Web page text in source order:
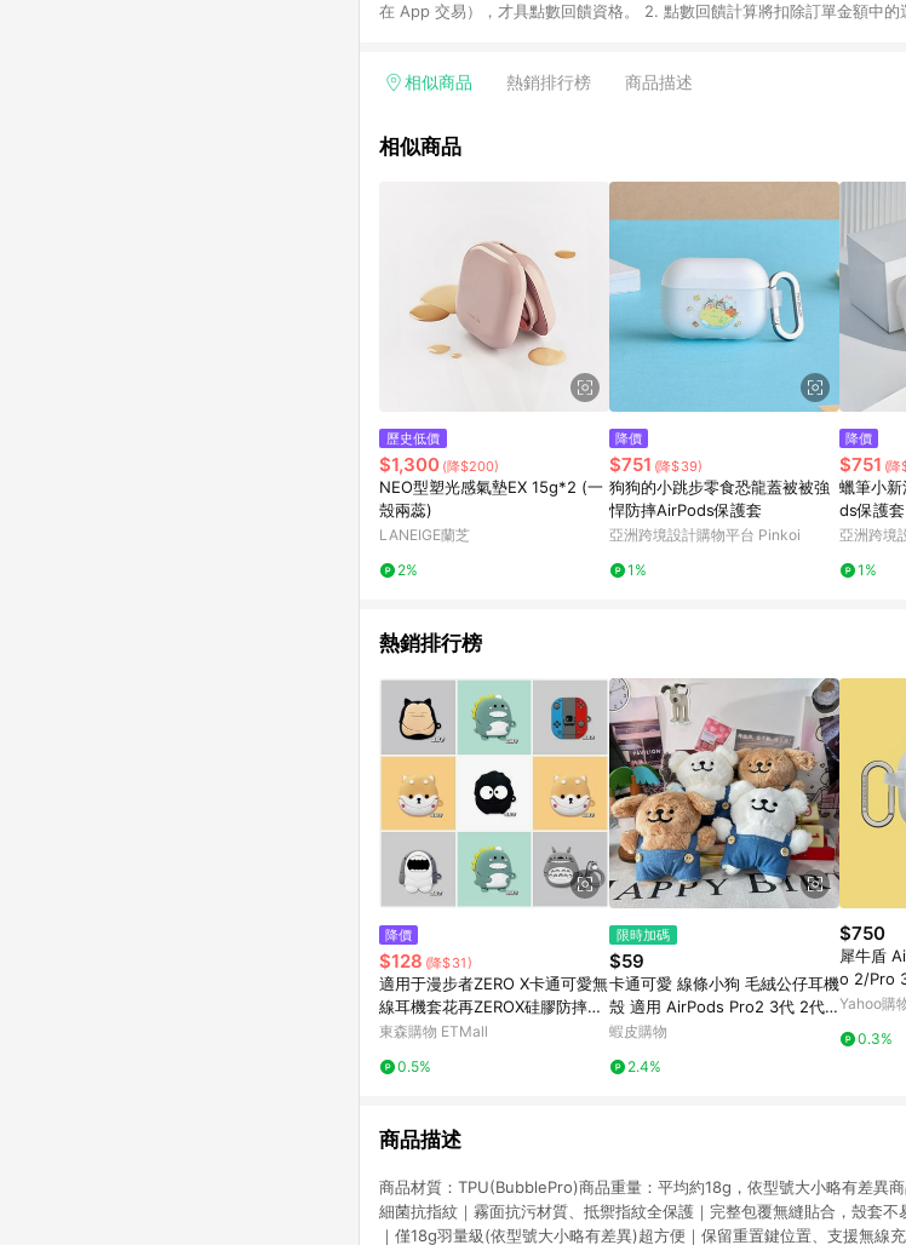
在 App 交易），才具點數回饋資格。 2. 點數回饋計算將扣除訂單金額中
格，部分退款不在此限。 6. APP 請更新至Android v4.6.0 / iOS v4.1.5 以
使用規則請以點數紅包活動說明為準。 11. 若於 LINE 購物前往 Pinkoi 頁面
相似商品 熱銷排行榜 商品描述
相似商品
歷史低價
$1,300 (降$200)
NEO型塑光感氣墊EX 15g*2 (一
殼兩蕊)
LANEIGE蘭芝
2%
降價
$751 (降$39)
狗狗的小跳步零食恐龍蓋被被強
悍防摔AirPods保護套
亞洲跨境設計購物平台 Pinkoi
1%
降價
$751 (
蠟筆小
ds保護套
亞洲跨境
1%
熱銷排行榜
降價
$128 (降$31)
適用于漫步者ZERO X卡通可愛無
線耳機套花再ZEROX硅膠防摔立
體個性創意軟殼zerox動漫防刮
東森購物 ETMall
0.5%
限時加碼
$59
卡通可愛 線條小狗 毛絨公仔耳機
殼 適用 AirPods Pro2 3代 2代 4
代 保護套 蘋果Pro3保護殼 耳機
蝦皮購物
2.4%
$750
犀牛盾
o 2/Pro
py史努比
Yahoo購
0.3%
商品描述
商品材質：TPU(BubblePro)商品重量：平均約18g，依型號大小略有差異
細菌抗指紋｜霧面抗污材質、抵禦指紋全保護｜完整包覆無縫貼合，殼套
｜僅18g羽量級(依型號大小略有差異)超方便｜保留重置鍵位置、支援無